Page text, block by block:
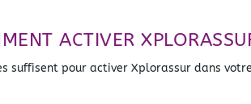
ACTIVER
suffisent pour activer Xplorassur dans